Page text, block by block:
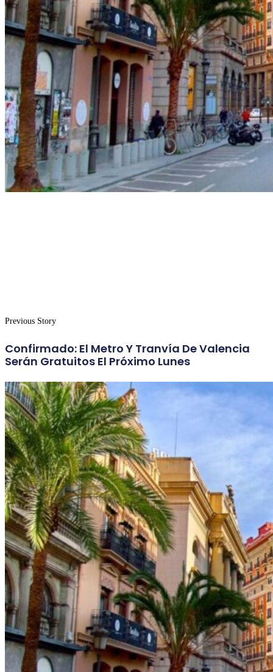
Previous Story
Confirmado: El Metro Y Tranvía De Valencia
Serán Gratuitos El Próximo Lunes